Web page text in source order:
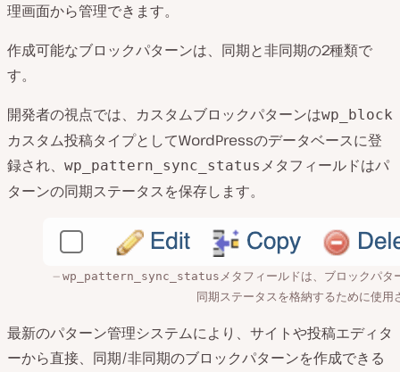
理画面から管理できます。
作成可能なブロックパターンは、同期と非同期の2種類で
す。
開発者の視点では、カスタムブロックパターンはwp_block
カスタム投稿タイプとしてWordPressのデータベースに登
録され、 wp_pattern_sync_status メタフィールドはパ
ターンの同期ステータスを保存します。
wp_pattern_sync_status メタフィールドは、ブロックパタ
同期ステータスを格納するために使用
最新のパターン管理システムにより、サイトや投稿エディタ
ーから直接、同期/非同期のブロックパターンを作成できる